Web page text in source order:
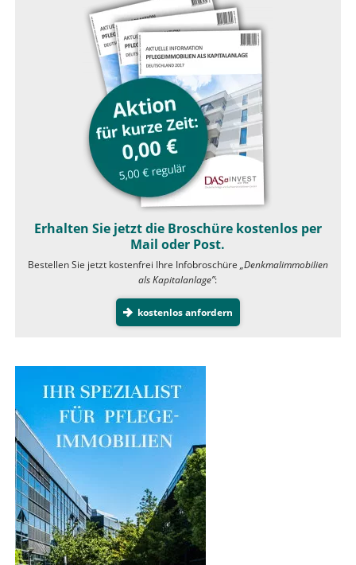
Erhalten Sie jetzt die Broschüre kostenlos per
Mail oder Post.
Bestellen Sie jetzt kostenfrei Ihre Infobroschüre „Denkmalimmobilien
als Kapitalanlage”:
kostenlos anfordern